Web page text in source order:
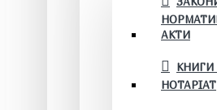
АКТИ
КНИГИ
НОТАРІАТ